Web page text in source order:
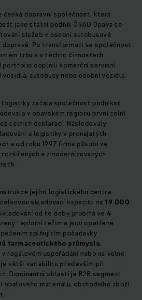
česká dopravní společnost, která
jako státní podnik ČSAD Opava se
služeb v osobní autobusové
dopravě. Po transformaci se společnost
trhu a v těchto činnostech
portfolio doplnili komerční servisní
vozidla, autobusy nebo osobní vozidla.
logistiky začala společnost podnikat
v opavském regionu první celní
celních deklarací. Následovaly
a logistiky v pronajatých
a od roku 1997 firma působí ve
a zmodernizovaných
jejího logistického centra
skladovací kapacitu na19 000
od té doby probíhá ve 4
teplotní režim a jsou opatřené
splňujícím požadavky
farmaceutického průmyslu.
regálovém uspořádání nebo na volné
větší variabilitu především při
Dominantní oblastí je B2B segment.
obalového materiálu, obchodního zboží